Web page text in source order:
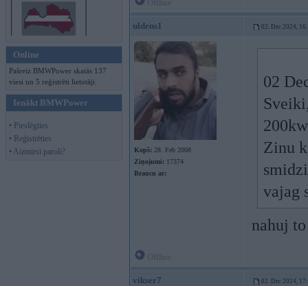
Online
Pašreiz BMWPower skatās 137
viesi un 5 reģistrēti lietotāji.
Ienākt BMWPower
• Pieslēgties
• Reģistrēties
• Aizmirsi paroli?
uldens1 02. Dec 2024,
Kopš: 28. Feb 2008
Ziņojumi: 17374
Braucu ar:
02
Zinu
vajag
nahuj
vikser7 02. Dec 2024,